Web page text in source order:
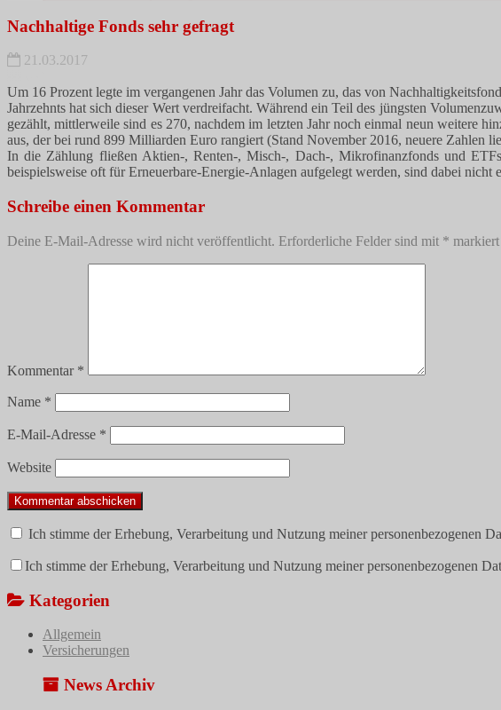
Nachhaltige Fonds sehr gefragt
21.03.2017
Um 16 Prozent legte im vergangenen Jahr das Volumen zu, das von
Jahrzehnts hat sich dieser Wert verdreifacht. Während ein Teil des jüngsten
gezählt, mittlerweile sind es 270, nachdem im letzten Jahr noch einmal neun weitere
aus, der bei rund 899 Milliarden Euro rangiert (Stand November 2016, neuere Zahlen
In die Zählung fließen Aktien-, Renten-, Misch-, Dach-, Mikrofinanzfonds und
beispielsweise oft für Erneuerbare-Energie-Anlagen aufgelegt werden, sind dabei
Schreibe einen Kommentar
Deine E-Mail-Adresse wird nicht veröffentlicht. Erforderliche Felder sind mit * markiert
Kommentar *
Name *
E-Mail-Adresse *
Website
Ich stimme der Erhebung, Verarbeitung und Nutzung meiner personenbezogenen
Ich stimme der Erhebung, Verarbeitung und Nutzung meiner personenbezogenen
Kategorien
Allgemein
Versicherungen
News Archiv